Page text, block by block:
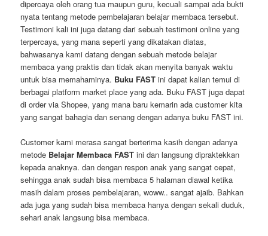
dipercaya oleh orang tua maupun guru, kecuali sampai ada bukti
nyata tentang metode pembelajaran belajar membaca tersebut.
Testimoni kali ini juga datang dari sebuah testimoni online yang
terpercaya, yang mana seperti yang dikatakan diatas,
bahwasanya kami datang dengan sebuah metode belajar
membaca yang praktis dan tidak akan menyita banyak waktu
untuk bisa memahaminya. Buku FAST ini dapat kalian temui di
berbagai platform market place yang ada. Buku FAST juga dapat
di order via Shopee, yang mana baru kemarin ada customer kita
yang sangat bahagia dan senang dengan adanya buku FAST ini.
Customer kami merasa sangat berterima kasih dengan adanya
metode Belajar Membaca FAST ini dan langsung dipraktekkan
kepada anaknya. dan dengan respon anak yang sangat cepat,
sehingga anak sudah bisa membaca 5 halaman diawal ketika
masih dalam proses pembelajaran, woww.. sangat ajaib. Bahkan
ada juga yang sudah bisa membaca hanya dengan sekali duduk,
sehari anak langsung bisa membaca.